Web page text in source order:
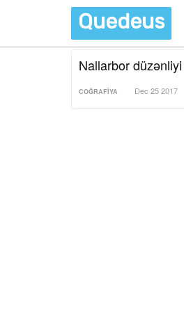
Quedeus
Nallarbor
COĞRAFIYA Dec 25 2017